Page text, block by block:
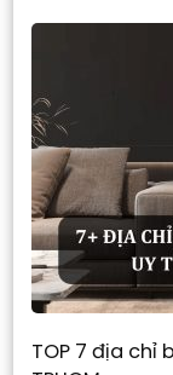
TOP 7 địa chỉ